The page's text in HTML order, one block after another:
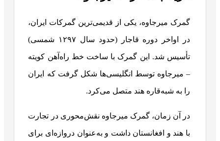
گمرک میرجاوه، یکی از قدیمی‌ترین گمرکات ایران،
در اواخر دوره قاجار (حدود سال ۱۲۹۷ شمسی)
تأسیس شد. این گمرک با ساخت خط راه‌آهن کویته
– میرجاوه توسط انگلیسی‌ها شکل گرفت که ایران
را به شبه‌قاره هند متصل می‌کرد.
در آن زمان، گمرک میرجاوه نقش‌محوری در تجارت
با هند و افغانستان داشت و به‌عنوان دروازه‌ای برای